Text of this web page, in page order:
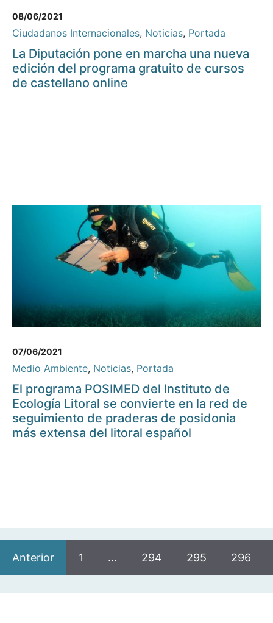
08/06/2021
Ciudadanos Internacionales, Noticias, Portada
La Diputación pone en marcha una nueva
edición del programa gratuito de cursos
de castellano online
07/06/2021
Medio Ambiente, Noticias, Portada
El programa POSIMED del Instituto de
Ecología Litoral se convierte en la red de
seguimiento de praderas de posidonia
más extensa del litoral español
Anterior 1 … 294 295 296